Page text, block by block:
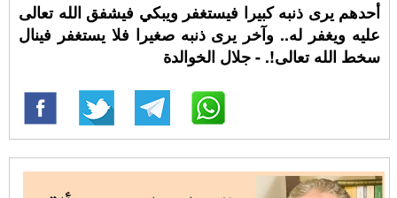
أحدهم يرى ذنبه كبيرا فيستغفر ويبكي فيشفق الله تعالى
عليه ويغفر له.. وآخر يرى ذنبه صغيرا فلا يستغفر فينال
سخط الله تعالى!. - جلال الخوالدة